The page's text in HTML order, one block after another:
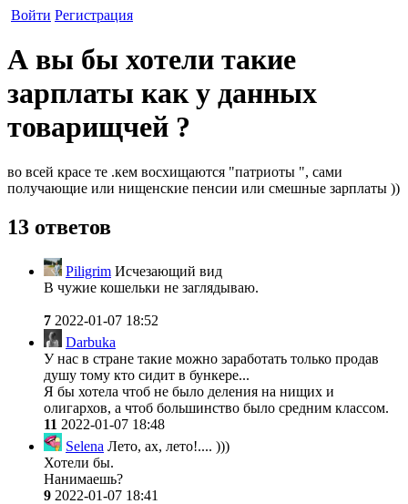
Войти Регистрация
А вы бы хотели такие
зарплаты как у данных
товарищчей ?
во всей красе те .кем восхищаются "патриоты ", сами
получающие или нищенские пенсии или смешные зарплаты ))
13 ответов
Piligrim Исчезающий вид
В чужие кошельки не заглядываю.
7 2022-01-07 18:52
Darbuka
У нас в стране такие можно заработать только продав
душу тому кто сидит в бункере...
Я бы хотела чтоб не было деления на нищих и
олигархов, а чтоб большинство было средним классом.
11 2022-01-07 18:48
Selena Лето, ах, лето!.... )))
Хотели бы.
Нанимаешь?
9 2022-01-07 18:41